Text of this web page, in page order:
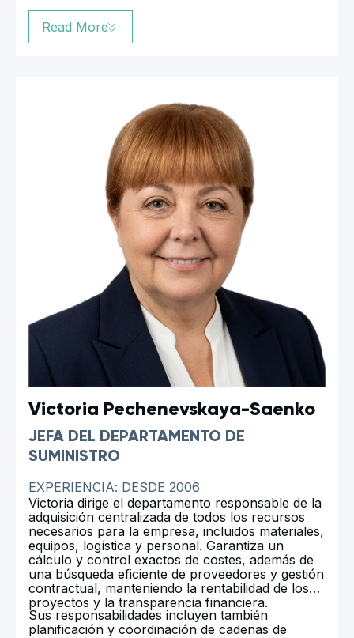
la aplicación práctica efectiva de las soluciones
de ingeniería.
Read More
Victoria Pechenevskaya-Saenko
JEFA DEL DEPARTAMENTO DE
SUMINISTRO
EXPERIENCIA: DESDE 2006
Victoria dirige el departamento responsable de la
adquisición centralizada de todos los recursos
necesarios para la empresa, incluidos materiales,
equipos, logística y personal. Garantiza un
cálculo y control exactos de costes, además de
una búsqueda eficiente de proveedores y gestión
contractual, manteniendo la rentabilidad de los
proyectos y la transparencia financiera.
Sus responsabilidades incluyen también
planificación y coordinación de cadenas de